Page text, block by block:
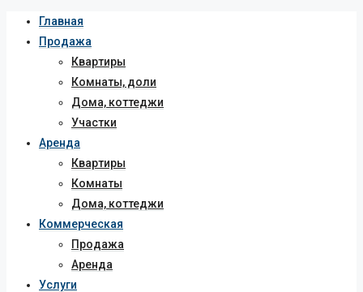
Главная
Продажа
Квартиры
Комнаты, доли
Дома, коттеджи
Участки
Аренда
Квартиры
Комнаты
Дома, коттеджи
Коммерческая
Продажа
Аренда
Услуги